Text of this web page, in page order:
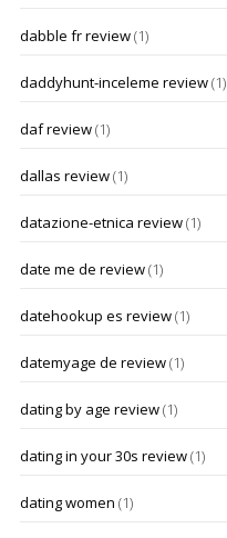
dabble fr review(1)
daddyhunt-inceleme review(1)
daf review(1)
dallas review(1)
datazione-etnica review(1)
date me de review(1)
datehookup es review(1)
datemyage de review(1)
dating by age review(1)
dating in your 30s review(1)
dating women (1)